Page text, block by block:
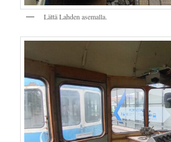
Lättä Lahden asemalla.